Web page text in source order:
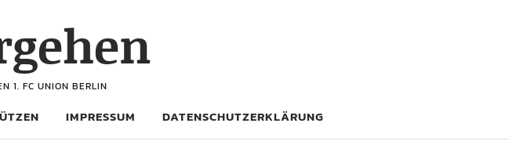
1. FC UNION BERLIN
IMPRESSUM DATENSCHUTZERKLÄRUNG